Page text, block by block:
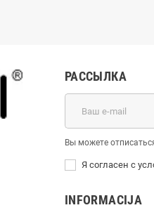
РАССЫЛКА
Вы можете
Я согласен с
INFORMACIJA